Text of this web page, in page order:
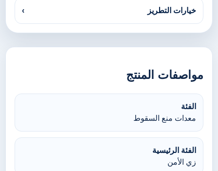
خيارات التطريز ›
مواصفات المنتج
الفئة
معدات منع السقوط
الفئة الرئيسية
زي الأمن